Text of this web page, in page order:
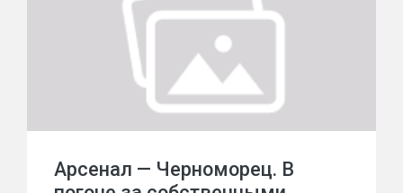
Арсенал — Черноморец. В